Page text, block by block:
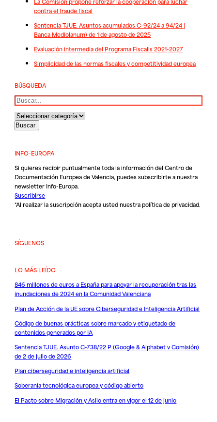
contra el fraude fiscal
Sentencia TJUE. Asuntos acumulados C-92/24 a 94/24 |
Banca Mediolanum) de 1 de agosto de 2025
Evaluación intermedia del Programa Fiscalis 2021-2027
Simplicidad de las normas fiscales y competitividad europea
BÚSQUEDA
Buscar
INFO-EUROPA
Si quieres recibir puntualmente toda la información del Centro de
Documentación Europea de Valencia, puedes subscribirte a nuestra
newsletter Info-Europa.
Suscribirse
*Al realizar la suscripción acepta usted nuestrapolítica de privacidad.
SÍGUENOS
LO MÁS LEÍDO
846 millones de euros a España para apoyar la recuperación tras las
inundaciones de 2024 en la Comunidad Valenciana
Plan de Acción de la UE sobre Ciberseguridad e Inteligencia Artificial
Código de buenas prácticas sobre marcado y etiquetado de
contenidos generados por IA
Sentencia TJUE. Asunto C-738/22 P (Google & Alphabet v Comisión)
de 2 de julio de 2026
Plan ciberseguridad e inteligencia artificial
Soberanía tecnológica europea y código abierto
El Pacto sobre Migración y Asilo entra en vigor el 12 de junio